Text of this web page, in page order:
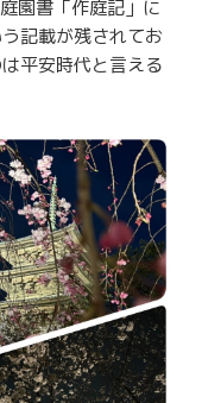
園書「作庭記」に
記載が残されてお
平安時代と言える